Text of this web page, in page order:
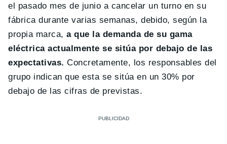
el pasado mes de junio a cancelar un turno en su
fábrica durante varias semanas, debido, según la
propia marca,a que la demanda de su gama
eléctrica actualmente se sitúa por debajo de las
expectativas. Concretamente, los responsables del
grupo indican que esta se sitúa en un 30% por
debajo de las cifras de previstas.